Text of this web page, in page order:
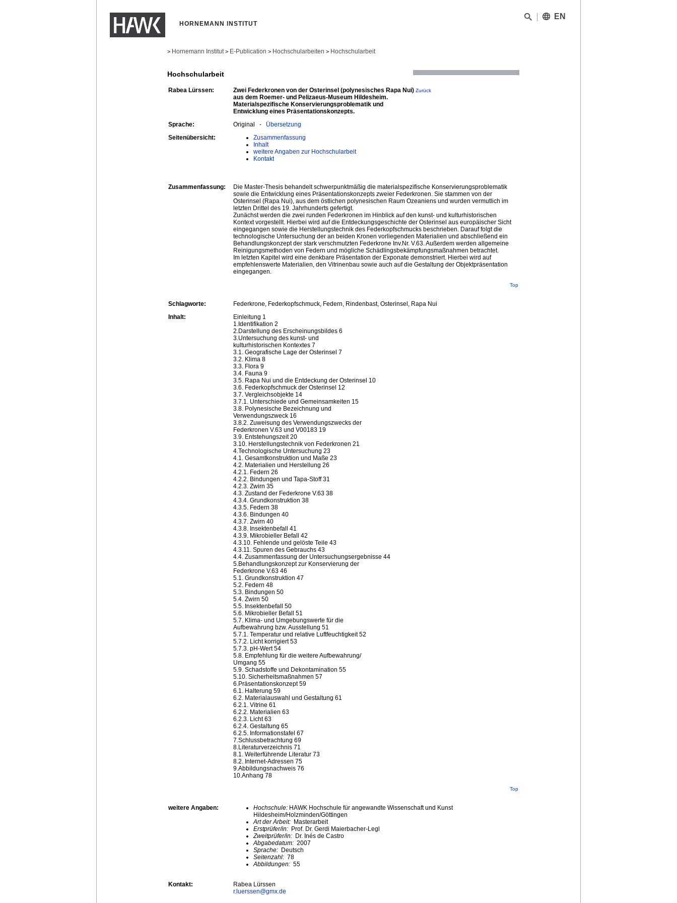
HORNEMANN INSTITUT
EN
> Hornemann Institut > E-Publication > Hochschularbeiten > Hochschularbeit
Hochschularbeit
Rabea Lürssen:
Zwei Federkronen von der Osterinsel (polynesisches Rapa Nui)
aus dem Roemer- und Pelizaeus-Museum Hildesheim.
Materialspezifische Konservierungsproblematik und
Entwicklung eines Präsentationskonzepts.
Zurück
Sprache: Original - Übersetzung
Seitenübersicht:
Zusammenfassung
Inhalt
weitere Angaben zur Hochschularbeit
Kontakt
Zusammenfassung:
Die Master-Thesis behandelt schwerpunktmäßig die materialspezifische Konservierungsproblematik
sowie die Entwicklung eines Präsentationskonzepts zweier Federkronen. Sie stammen von der
Osterinsel (Rapa Nui), aus dem östlichen polynesischen Raum Ozeaniens und wurden vermutlich im
letzten Drittel des 19. Jahrhunderts gefertigt.
Zunächst werden die zwei runden Federkronen im Hinblick auf den kunst- und kulturhistorischen
Kontext vorgestellt. Hierbei wird auf die Entdeckungsgeschichte der Osterinsel aus europäischer Sicht
eingegangen sowie die Herstellungstechnik des Federkopfschmucks beschrieben. Darauf folgt die
technologische Untersuchung der an beiden Kronen vorliegenden Materialien und abschließend ein
Behandlungskonzept der stark verschmutzten Federkrone Inv.Nr. V.63. Außerdem werden allgemeine
Reinigungsmethoden von Federn und mögliche Schädlingsbekämpfungsmaßnahmen betrachtet.
Im letzten Kapitel wird eine denkbare Präsentation der Exponate demonstriert. Hierbei wird auf
empfehlenswerte Materialien, den Vitrinenbau sowie auch auf die Gestaltung der Objektpräsentation
eingegangen.
Top
Schlagworte:
Federkrone, Federkopfschmuck, Federn, Rindenbast, Osterinsel, Rapa Nui
Inhalt:
Einleitung 1
1.Identifikation 2
2.Darstellung des Erscheinungsbildes 6
3.Untersuchung des kunst- und
kulturhistorischen Kontextes 7
3.1. Geografische Lage der Osterinsel 7
3.2. Klima 8
3.3. Flora 9
3.4. Fauna 9
3.5. Rapa Nui und die Entdeckung der Osterinsel 10
3.6. Federkopfschmuck der Osterinsel 12
3.7. Vergleichsobjekte 14
3.7.1. Unterschiede und Gemeinsamkeiten 15
3.8. Polynesische Bezeichnung und
Verwendungszweck 16
3.8.2. Zuweisung des Verwendungszwecks der
Federkronen V.63 und V00183 19
3.9. Entstehungszeit 20
3.10. Herstellungstechnik von Federkronen 21
4.Technologische Untersuchung 23
4.1. Gesamtkonstruktion und Maße 23
4.2. Materialien und Herstellung 26
4.2.1. Federn 26
4.2.2. Bindungen und Tapa-Stoff 31
4.2.3. Zwirn 35
4.3. Zustand der Federkrone V.63 38
4.3.4. Grundkonstruktion 38
4.3.5. Federn 38
4.3.6. Bindungen 40
4.3.7. Zwirn 40
4.3.8. Insektenbefall 41
4.3.9. Mikrobieller Befall 42
4.3.10. Fehlende und gelöste Teile 43
4.3.11. Spuren des Gebrauchs 43
4.4. Zusammenfassung der Untersuchungsergebnisse 44
5.Behandlungskonzept zur Konservierung der
Federkrone V.63 46
5.1. Grundkonstruktion 47
5.2. Federn 48
5.3. Bindungen 50
5.4. Zwirn 50
5.5. Insektenbefall 50
5.6. Mikrobieller Befall 51
5.7. Klima- und Umgebungswerte für die
Aufbewahrung bzw. Ausstellung 51
5.7.1. Temperatur und relative Luftfeuchtigkeit 52
5.7.2. Licht korrigiert 53
5.7.3. pH-Wert 54
5.8. Empfehlung für die weitere Aufbewahrung/
Umgang 55
5.9. Schadstoffe und Dekontamination 55
5.10. Sicherheitsmaßnahmen 57
6.Präsentationskonzept 59
6.1. Halterung 59
6.2. Materialauswahl und Gestaltung 61
6.2.1. Vitrine 61
6.2.2. Materialien 63
6.2.3. Licht 63
6.2.4. Gestaltung 65
6.2.5. Informationstafel 67
7.Schlussbetrachtung 69
8.Literaturverzeichnis 71
8.1. Weiterführende Literatur 73
8.2. Internet-Adressen 75
9.Abbildungsnachweis 76
10.Anhang 78
Top
weitere Angaben: Hochschule: HAWK Hochschule für angewandte Wissenschaft und Kunst
Hildesheim/Holzminden/Göttingen
Art der Arbeit: Masterarbeit
Erstprüfer/in: Prof. Dr. Gerdi Maierbacher-Legl
Zweitprüfer/in: Dr. Inés de Castro
Abgabedatum: 2007
Sprache: Deutsch
Seitenzahl: 78
Abbildungen: 55
Kontakt:
Rabea Lürssen
r.luerssen@gmx.de